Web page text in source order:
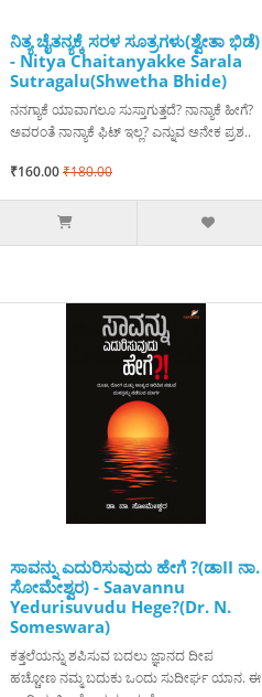
ನಿತ್ಯ ಚೈತನ್ಯಕ್ಕೆ ಸರಳ ಸೂತ್ರಗಳು(ಶ್ವೇತಾ ಭಿಡೆ)
- Nitya Chaitanyakke Sarala
Sutragalu(Shwetha Bhide)
ನನಗ್ಯಾಕೆ ಯಾವಾಗಲೂ ಸುಸ್ತಾಗುತ್ತದೆ? ನಾನ್ಯಾಕೆ ಹೀಗೆ?
ಅವರಂತೆ ನಾನ್ಯಾಕೆ ಫಿಟ್‌ ಇಲ್ಲ? ಎನ್ನುವ ಅನೇಕ ಪ್ರಶ..
₹160.00₹180.00
ಸಾವನ್ನು ಎದುರಿಸುವುದು ಹೇಗೆ ?(ಡಾII ನಾ.
ಸೋಮೇಶ್ವರ) - Saavannu
Yedurisuvudu Hege?(Dr. N.
Someswara)
ಕತ್ತಲೆಯನ್ನು ಶಪಿಸುವ ಬದಲು ಜ್ಞಾನದ ದೀಪ
ಹಚ್ಚೋಣ ನಮ್ಮ ಬದುಕು ಒಂದು ಸುದೀರ್ಘ ಯಾನ. ಈ